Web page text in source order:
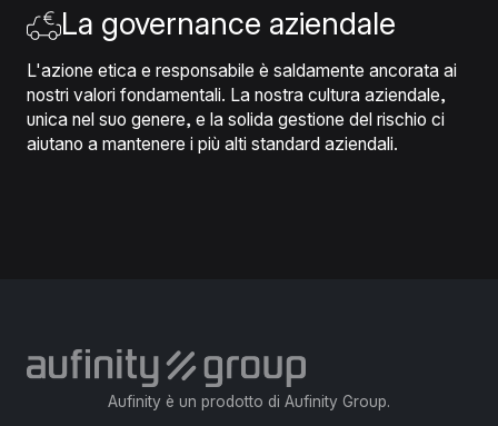
La governance aziendale
L'azione etica e responsabile è saldamente ancorata ai
nostri valori fondamentali. La nostra cultura aziendale,
unica nel suo genere, e la solida gestione del rischio ci
aiutano a mantenere i più alti standard aziendali.
Aufinity è un prodotto di Aufinity Group.